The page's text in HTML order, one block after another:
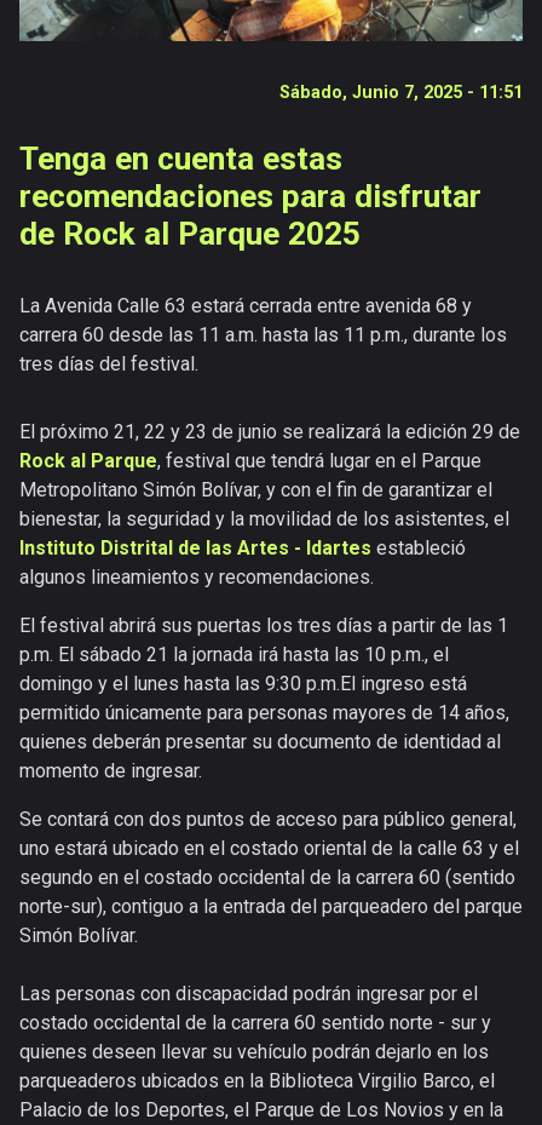
Vídeos
Documentales
anteriores
Sábado, Junio 7, 2025 - 11:51
Tenga en cuenta estas
recomendaciones para disfrutar
de Rock al Parque 2025
La Avenida Calle 63 estará cerrada entre avenida 68 y
carrera 60 desde las 11 a.m. hasta las 11 p.m., durante los
tres días del festival.
El próximo 21, 22 y 23 de junio se realizará la edición 29 de
Rock al Parque, festival que tendrá lugar en el Parque
Metropolitano Simón Bolívar, y con el fin de garantizar el
bienestar, la seguridad y la movilidad de los asistentes, el
Instituto Distrital de las Artes - Idartes estableció
algunos lineamientos y recomendaciones.
El festival abrirá sus puertas los tres días a partir de las 1
p.m. El sábado 21 la jornada irá hasta las 10 p.m., el
domingo y el lunes hasta las 9:30 p.m.El ingreso está
permitido únicamente para personas mayores de 14 años,
quienes deberán presentar su documento de identidad al
momento de ingresar.
Se contará con dos puntos de acceso para público general,
uno estará ubicado en el costado oriental de la calle 63 y el
segundo en el costado occidental de la carrera 60 (sentido
norte-sur), contiguo a la entrada del parqueadero del parque
Simón Bolívar.
Las personas con discapacidad podrán ingresar por el
costado occidental de la carrera 60 sentido norte - sur y
quienes deseen llevar su vehículo podrán dejarlo en los
parqueaderos ubicados en la Biblioteca Virgilio Barco, el
Palacio de los Deportes, el Parque de Los Novios y en la